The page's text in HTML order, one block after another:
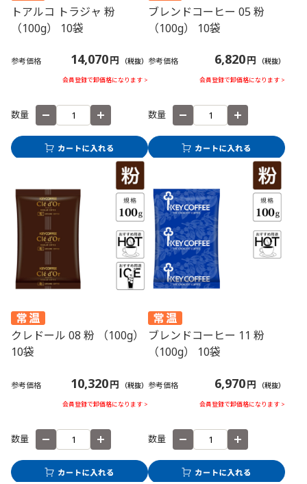
トアルコ トラジャ 粉
（100g） 10袋
参考価格 14,070円 （税抜）
会員登録で卸価格になります >
数量
ブレンドコーヒー 05 粉
（100g） 10袋
参考価格 6,820円 （税抜）
会員登録で卸価格になります >
数量
クレドール 08 粉 （100g）
10袋
参考価格 10,320円 （税抜）
会員登録で卸価格になります >
数量
ブレンドコーヒー 11 粉
（100g） 10袋
参考価格 6,970円 （税抜）
会員登録で卸価格になります >
数量